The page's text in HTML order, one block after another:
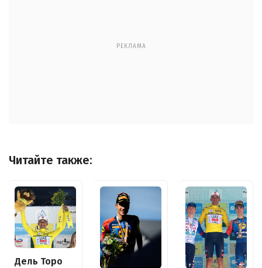
РЕКЛАМА
Читайте также:
Дель Торо